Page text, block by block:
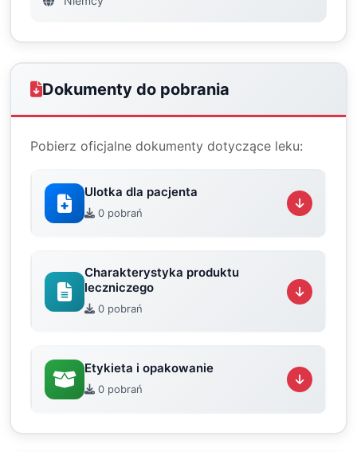
Dokumenty do pobrania
Pobierz oficjalne dokumenty dotyczące leku:
Ulotka dla pacjenta
0 pobrań
Charakterystyka produktu
leczniczego
0 pobrań
Etykieta i opakowanie
0 pobrań